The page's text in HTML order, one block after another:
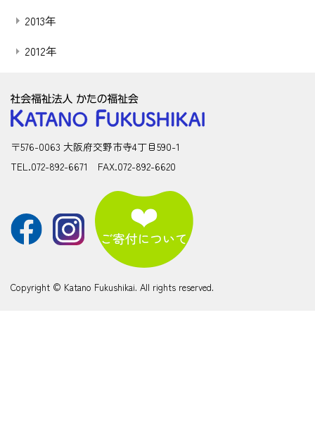
2013年
2012年
〒576-0063 大阪府交野市寺4丁目590-1
TEL.072-892-6671 FAX.072-892-6620
Copyright © Katano Fukushikai. All rights reserved.